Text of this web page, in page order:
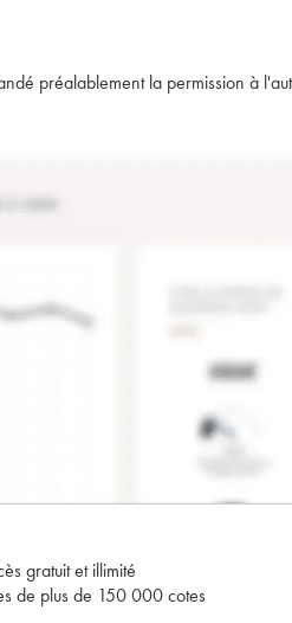
préalablement la permission à
gratuit et illimité
de plus de 150 000 cotes